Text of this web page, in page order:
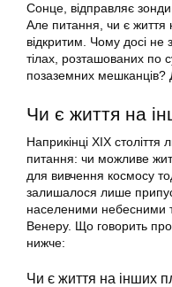
Сонце, відправляє зонди
Але питання, чи є життя
відкритим. Чому досі не
тілах, розташованих по
позаземних мешканців?
Чи є життя на
Наприкінці ХІХ століття
питання: чи можливе
для вивчення космосу
залишалося лише
населеними небесними
Венеру. Що говорить
нижче:
Чи є життя на інших